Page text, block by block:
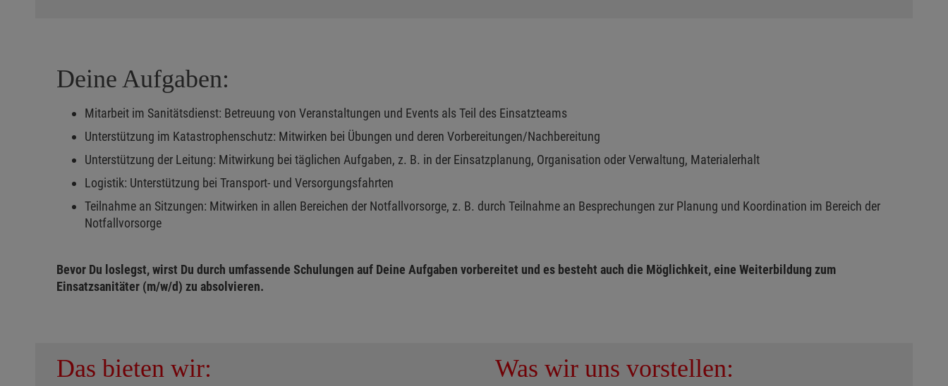
Deine Aufgaben:
Mitarbeit im Sanitätsdienst: Betreuung von Veranstaltungen und Events als Teil des Einsatzteams
Unterstützung im Katastrophenschutz: Mitwirken bei Übungen und deren Vorbereitungen/Nachbereitung
Unterstützung der Leitung: Mitwirkung bei täglichen Aufgaben, z. B. in der Einsatzplanung, Organisation oder Verwaltung, Materialerhalt
Logistik: Unterstützung bei Transport- und Versorgungsfahrten
Teilnahme an Sitzungen: Mitwirken in allen Bereichen der Notfallvorsorge, z. B. durch Teilnahme an Besprechungen zur Planung und Koordination im Bereich der
Notfallvorsorge
Bevor Du loslegst, wirst Du durch umfassende Schulungen auf Deine Aufgaben vorbereitet und es besteht auch die Möglichkeit, eine Weiterbildung zum
Einsatzsanitäter (m/w/d) zu absolvieren.
Das bieten wir: Was wir uns vorstellen: